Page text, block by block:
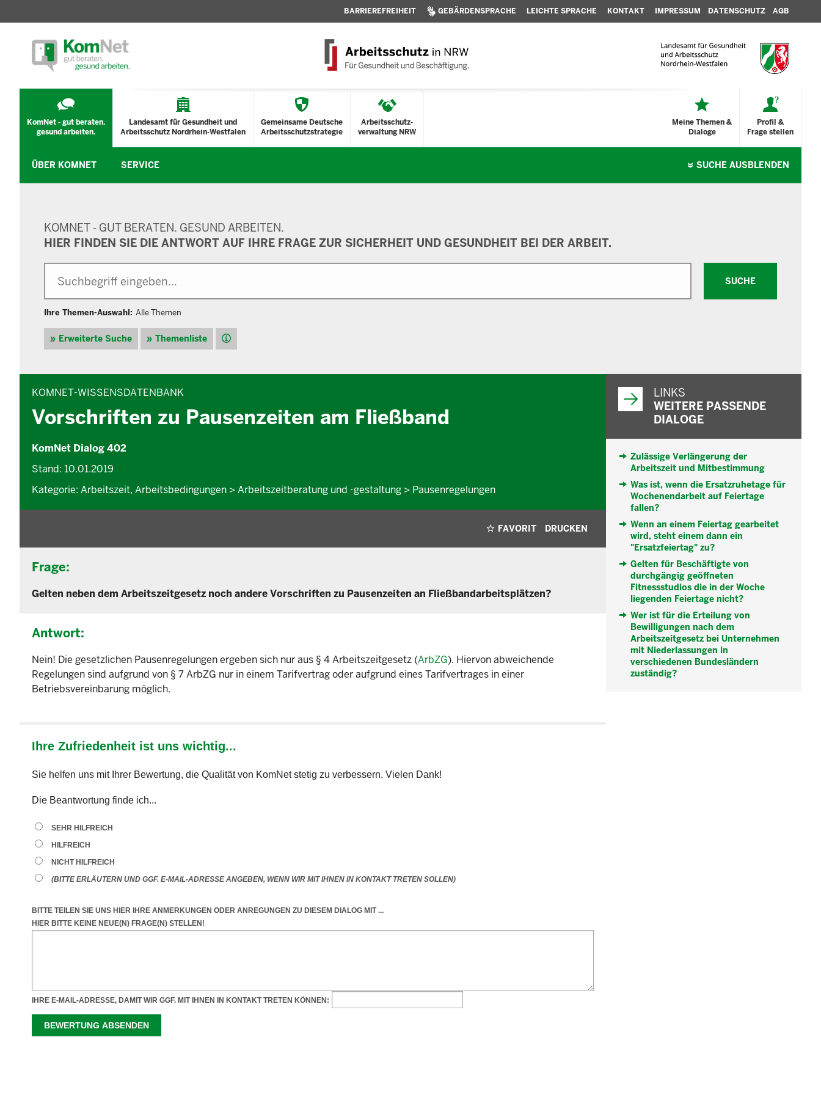
BARRIEREFREIHEIT GEBÄRDENSPRACHE LEICHTE SPRACHE KONTAKT IMPRESSUM DATENSCHUTZ AGB
KomNet - gut beraten.
gesund arbeiten.
Landesamt für Gesundheit und
Arbeitsschutz Nordrhein-Westfalen
Gemeinsame Deutsche
Arbeitsschutzstrategie
Arbeitsschutz-
verwaltung NRW
Profil &
Frage stellen
Meine Themen &
Dialoge
ÜBER KOMNET SERVICE SUCHE AUSBLENDEN
KOMNET - GUT BERATEN. GESUND ARBEITEN.
HIER FINDEN SIE DIE ANTWORT AUF IHRE FRAGE ZUR SICHERHEIT UND GESUNDHEIT BEI DER ARBEIT.
SUCHE
Ihre Themen-Auswahl: Alle Themen
Erweiterte Suche Themenliste Hilfe
KOMNET-WISSENSDATENBANK
Vorschriften zu Pausenzeiten am Fließband
KomNet Dialog 402
Stand: 10.01.2019
Kategorie: Arbeitszeit, Arbeitsbedingungen > Arbeitszeitberatung und -gestaltung > Pausenregelungen
FAVORIT DRUCKEN
Frage:
Gelten neben dem Arbeitszeitgesetz noch andere Vorschriften zu Pausenzeiten an Fließbandarbeitsplätzen?
Antwort:
Nein! Die gesetzlichen Pausenregelungen ergeben sich nur aus § 4 Arbeitszeitgesetz (ArbZG). Hiervon abweichende
Regelungen sind aufgrund von § 7 ArbZG nur in einem Tarifvertrag oder aufgrund eines Tarifvertrages in einer
Betriebsvereinbarung möglich.
LINKS
WEITERE PASSENDE
DIALOGE
Zulässige Verlängerung der
Arbeitszeit und Mitbestimmung
Was ist, wenn die Ersatzruhetage für
Wochenendarbeit auf Feiertage
fallen?
Wenn an einem Feiertag gearbeitet
wird, steht einem dann ein
"Ersatzfeiertag" zu?
Gelten für Beschäftigte von
durchgängig geöffneten
Fitnessstudios die in der Woche
liegenden Feiertage nicht?
Wer ist für die Erteilung von
Bewilligungen nach dem
Arbeitszeitgesetz bei Unternehmen
mit Niederlassungen in
verschiedenen Bundesländern
zuständig?